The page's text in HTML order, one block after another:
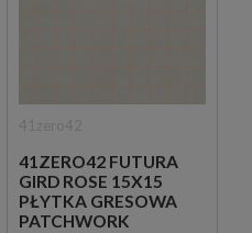
41ZERO42 FUTURA
GIRD ROSE 15X15
PŁYTKA GRESOWA
PATCHWORK